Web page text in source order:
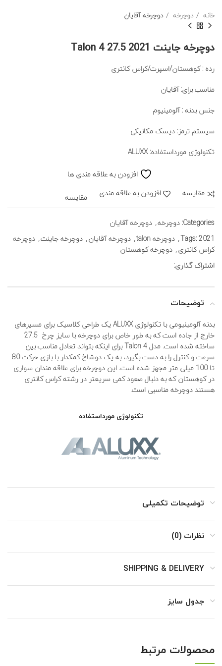
خانه دوچرخه دوچرخه آقایان
دوچرخه جاینت Talon 4 27.5 2021
رده : کوهستان/اسپرت/کراس کانتری
مناسب برای: آقایان
جنس بدنه : آلومینیوم
سیستم ترمز: دیسک مکانیکی
تکنولوژی مورداستفاده: ALUXX
افزودن به علاقه مندی ها
مقايسه افزودن به علاقه مندی مقایسه
Categories: دوچرخه, دوچرخه آقایان
Tags: 2021
, دوچرخه talon , دوچرخه آقایان, دوچرخه جاینت, دوچرخه
کراس کانتری, دوچرخه کوهستان
اشتراک گذاری:
توضیحات
بدنه آلومینیومی با تکنولوژی ALUXX یک طراحی کلاسیک برای مسیرهای
خارج از جاده است که به طور خاص برای دوچرخه با سایز چرخ 27.5
ساخته شده است. مدل Talon 4 برای اینکه بتواند تعادل مناسب بین
سرعت و کنترل را به دست بگیرد، به یک دوشاخ کمکدار با بازی حرکت 80
تا 100 میلی متر مجهز شده است. این دوچرخه برای علاقه مندان سواری
در کوهستان که به دنبال صعود کمی سریعتر در رشته کراس کانتری
هستند دوچرخه مناسبی است.
تکنولوژی مورداستفاده
توضیحات تکمیلی
نظرات (0)
SHIPPING & DELIVERY
جدول سایز
محصولات مرتبط